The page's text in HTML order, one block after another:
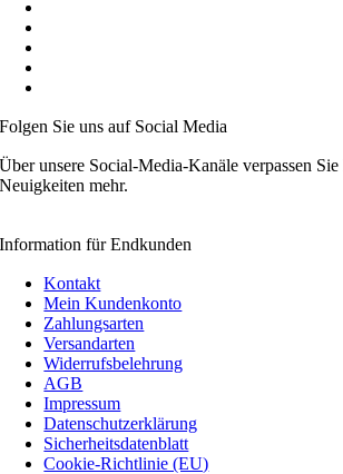
Folgen Sie uns auf Social Media
Über unsere Social-Media-Kanäle verpassen Sie
Neuigkeiten mehr.
Information für Endkunden
Kontakt
Mein Kundenkonto
Zahlungsarten
Versandarten
Widerrufsbelehrung
AGB
Impressum
Datenschutzerklärung
Sicherheitsdatenblatt
Cookie-Richtlinie (EU)